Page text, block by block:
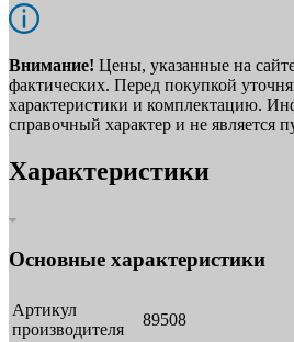
Внимание! Цены, указанные на
фактических. Перед покупкой
характеристики и комплектацию.
справочный характер и не является
Характеристики
Основные характеристики
Артикул
производителя
89508